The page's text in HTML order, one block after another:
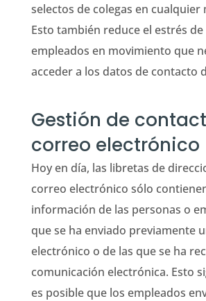
selectos de colegas en cualquier
Esto también reduce el estrés de
empleados en movimiento que
acceder a los datos de contacto
Gestión de
correo electrónico
Hoy en día, las libretas de
correo electrónico sólo
información de las personas o
que se ha enviado previamente
electrónico o de las que se ha
comunicación electrónica. Esto
es posible que los empleados